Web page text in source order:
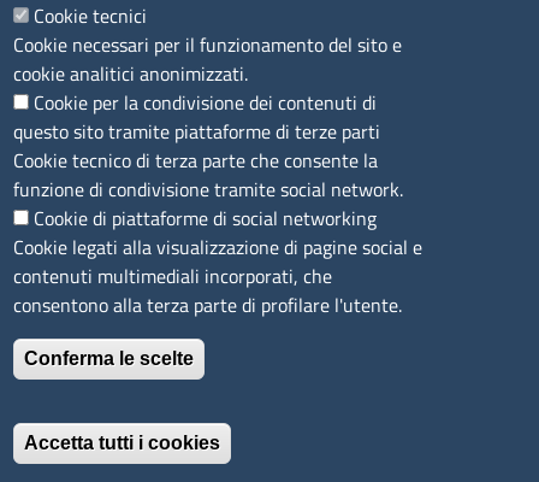
P.IVA01047570906
Codice Fiscale 80000930901
Codice Univoco per le fatture elettroniche
LINK UTILI
Segnalazione di illecito
Amministrazione Trasparente
Accesso riservato
Mappa del sito
È un servizio realizzato da
Cookie tecnici
Cookie necessari per il funzionamento del sito e
cookie analitici anonimizzati.
Cookie per la condivisione dei contenuti di
questo sito tramite piattaforme di terze parti
Cookie tecnico di terza parte che consente la
funzione di condivisione tramite social network.
Cookie di piattaforme di social networking
Cookie legati alla visualizzazione di pagine social e
contenuti multimediali incorporati, che
consentono alla terza parte di profilare l'utente.
Conferma le scelte
Accetta tutti i cookies